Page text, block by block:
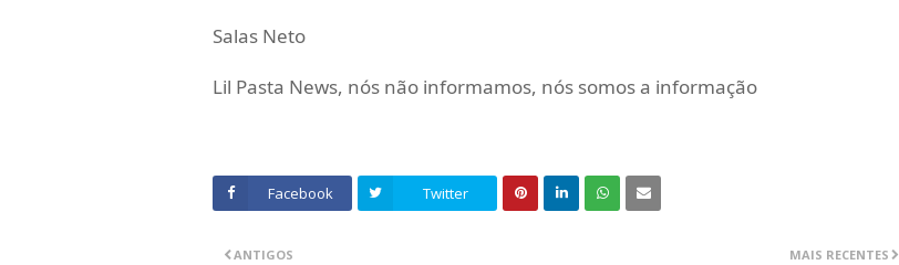
Salas Neto
Lil Pasta News, nós não informamos, nós somos a informação
Facebook Twitter
MAIS RECENTES
ANTIGOS